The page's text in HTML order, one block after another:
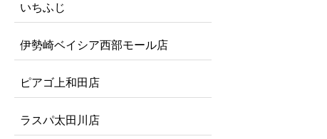
いちふじ
伊勢崎ベイシア西部モール店
ピアゴ上和田店
ラスパ太田川店